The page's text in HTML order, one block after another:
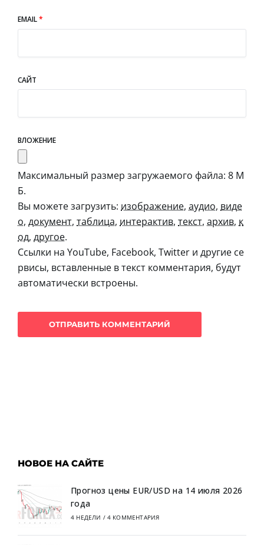
EMAIL*
САЙТ
ВЛОЖЕНИЕ
Максимальный размер загружаемого файла: 8 М
Б.
Вы можете загрузить: изображение, аудио, виде
о, документ, таблица, интерактив, текст, архив, к
од, другое.
Ссылки на YouTube, Facebook, Twitter и другие се
рвисы, вставленные в текст комментария, будут
автоматически встроены.
НОВОЕ НА САЙТЕ
Прогноз цены EUR/USD на 14 июля 2026
года
4 НЕДЕЛИ / 4 КОММЕНТАРИЯ